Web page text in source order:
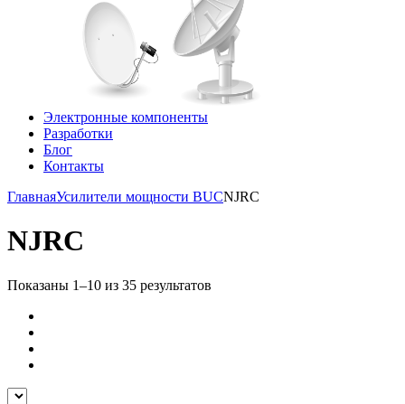
Электронные компоненты
Разработки
Блог
Контакты
ГлавнаяУсилители мощности BUCNJRC
NJRC
Показаны 1–10 из 35 результатов